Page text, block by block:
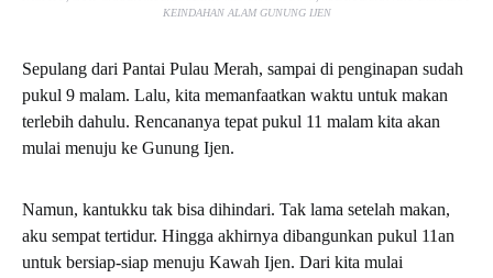
KEINDAHAN ALAM GUNUNG IJEN
Sepulang dari Pantai Pulau Merah, sampai di penginapan sudah
pukul 9 malam. Lalu, kita memanfaatkan waktu untuk makan
terlebih dahulu. Rencananya tepat pukul 11 malam kita akan
mulai menuju ke Gunung Ijen.
Namun, kantukku tak bisa dihindari. Tak lama setelah makan,
aku sempat tertidur. Hingga akhirnya dibangunkan pukul 11an
untuk bersiap-siap menuju Kawah Ijen. Dari kita mulai